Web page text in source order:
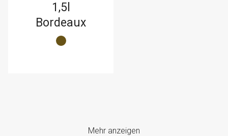
1,5l
Bordeaux
Mehr anzeigen